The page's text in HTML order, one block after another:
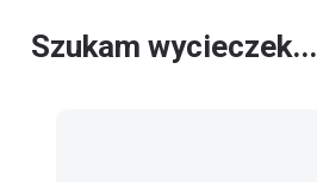
Szukam wycieczek...